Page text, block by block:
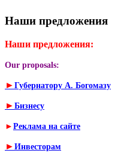
Наши предложения
Наши предложения:
Our proposals:
► Губернатору А. Богомазу
► Бизнесу
► Реклама на сайте
► Инвесторам